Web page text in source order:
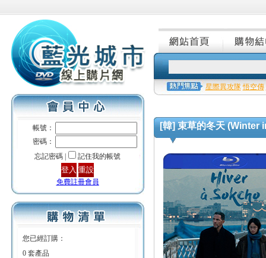
帳號：
密碼：
忘記密碼 |
記住我的帳號
免費註冊會員
您已經訂購：
0 套產品
星際異攻隊 悟空傳
[韓] 束草的冬天 (Winter